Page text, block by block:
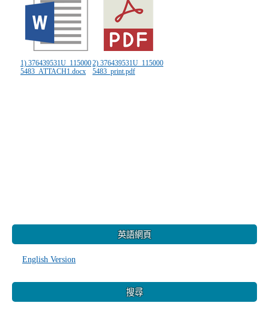
1) 376439531U_115000
5483_ATTACH1.docx
2) 376439531U_115000
5483_print.pdf
英語網頁
English Version
搜尋